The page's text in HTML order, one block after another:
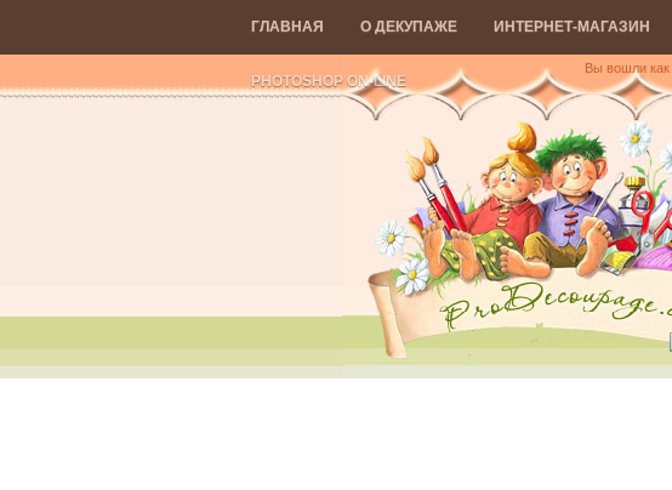
ГЛАВНАЯ О ДЕКУПАЖЕ ИНТЕРНЕТ-МАГАЗИН
PHOTOSHOP ON-LINE
Вы вошли как